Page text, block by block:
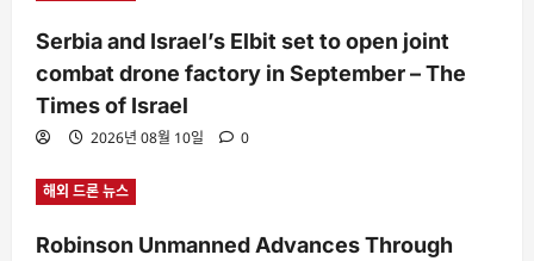
Serbia and Israel’s Elbit set to open joint
combat drone factory in September – The
Times of Israel
2026년 08월 10일 0
해외 드론 뉴스
Robinson Unmanned Advances Through